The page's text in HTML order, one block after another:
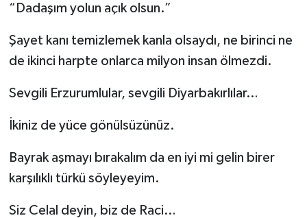
“Dadaşım yolun açık olsun.”
Şayet kanı temizlemek kanla olsaydı, ne birinci ne
de ikinci harpte onlarca milyon insan ölmezdi.
Sevgili Erzurumlular, sevgili Diyarbakırlılar…
İkiniz de yüce gönülsüzünüz.
Bayrak aşmayı bırakalım da en iyi mi gelin birer
karşılıklı türkü söyleyeyim.
Siz Celal deyin, biz de Raci…